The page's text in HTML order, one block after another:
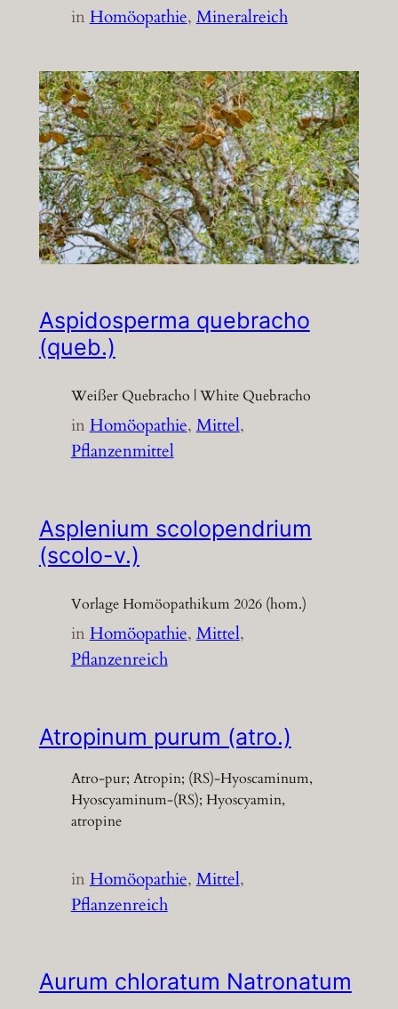
inHomöopathie, Mineralreich
Aspidosperma quebracho
(queb.)
Weißer Quebracho | White Quebracho
inHomöopathie, Mittel
Pflanzenmittel
Asplenium scolopendrium
(scolo-v.)
Vorlage Homöopathikum 2026 (hom.)
inHomöopathie, Mittel
Pflanzenreich
Atropinum purum (atro.)
Atro-pur; Atropin; (RS)-Hyoscaminum,
Hyoscyaminum-(RS); Hyoscyamin,
atropine
inHomöopathie, Mittel
Pflanzenreich
Aurum chloratum Natronatum